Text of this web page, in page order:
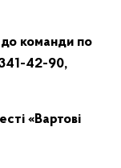
до команди по
42-90,
«Вартові